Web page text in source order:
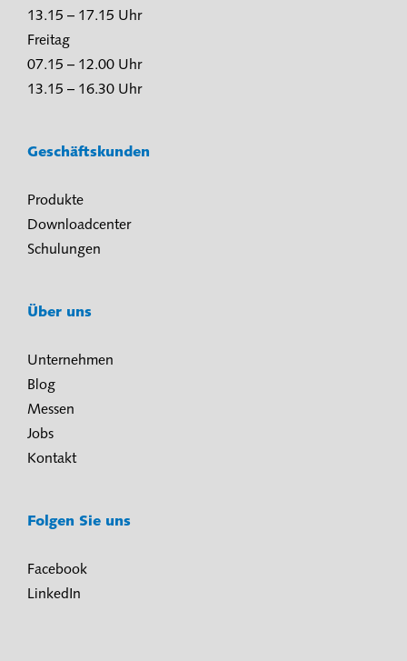
13.15 – 17.15 Uhr
Freitag
07.15 – 12.00 Uhr
13.15 – 16.30 Uhr
Geschäftskunden
Produkte
Downloadcenter
Schulungen
Über uns
Unternehmen
Blog
Messen
Jobs
Kontakt
Folgen Sie uns
Facebook
LinkedIn